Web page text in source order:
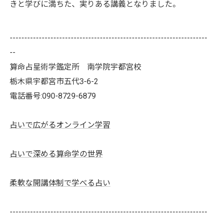
きと学びに満ちた、実りある講義となりました。
--------------------------------------------------------------------
--
算命占星術学鑑定所 南学院宇都宮校
栃木県宇都宮市五代3-6-2
電話番号:090-8729-6879
占いで広がるオンライン学習
占いで深める算命学の世界
柔軟な開講体制で学べる占い
--------------------------------------------------------------------